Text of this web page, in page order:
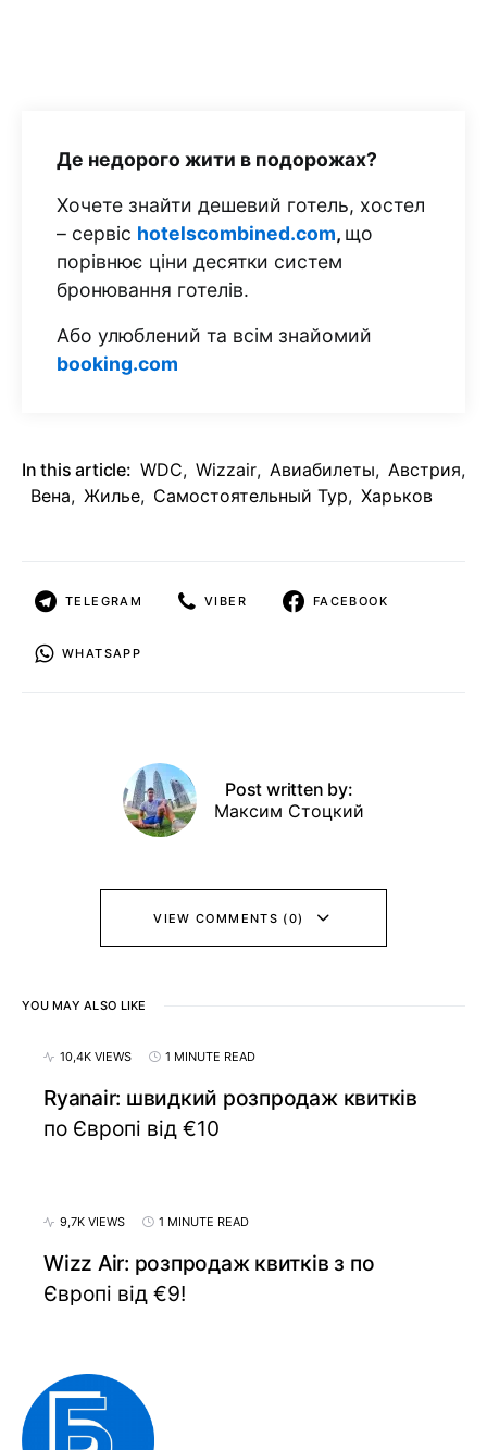
Де недорого жити в подорожах?
Хочете знайти дешевий готель, хостел
– сервіс hotelscombined.com, що
порівнює ціни десятки систем
бронювання готелів.
Або улюблений та всім знайомий
booking.com
In this article: WDC, Wizzair, Авиабилеты, Австрия,
Вена, Жилье, Самостоятельный Тур, Харьков
TELEGRAM VIBER FACEBOOK
WHATSAPP
Post written by:
Максим Стоцкий
VIEW COMMENTS (0)
YOU MAY ALSO LIKE
10,4K VIEWS 1 MINUTE READ
Ryanair: швидкий розпродаж квитків
по Європі від €10
9,7K VIEWS 1 MINUTE READ
Wizz Air: розпродаж квитків з по
Європі від €9!